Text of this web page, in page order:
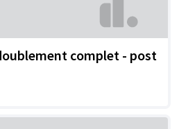
complet - post